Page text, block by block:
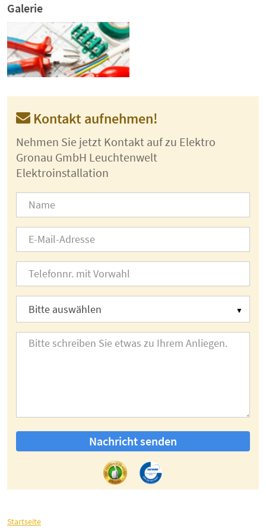
Startseite
Galerie
Kontakt aufnehmen!
Nehmen Sie jetzt Kontakt auf zu Elektro
Gronau GmbH Leuchtenwelt
Elektroinstallation
Nachricht senden